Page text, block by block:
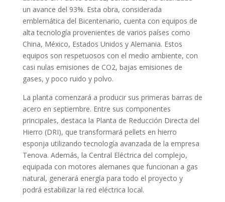
un avance del 93%. Esta obra, considerada
emblemática del Bicentenario, cuenta con equipos de
alta tecnología provenientes de varios países como
China, México, Estados Unidos y Alemania. Estos
equipos son respetuosos con el medio ambiente, con
casi nulas emisiones de CO2, bajas emisiones de
gases, y poco ruido y polvo.
La planta comenzará a producir sus primeras barras de
acero en septiembre. Entre sus componentes
principales, destaca la Planta de Reducción Directa del
Hierro (DRI), que transformará pellets en hierro
esponja utilizando tecnología avanzada de la empresa
Tenova. Además, la Central Eléctrica del complejo,
equipada con motores alemanes que funcionan a gas
natural, generará energía para todo el proyecto y
podrá estabilizar la red eléctrica local.